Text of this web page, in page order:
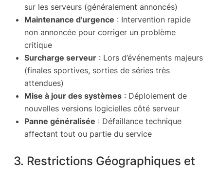
sur les serveurs (généralement annoncés)
Maintenance d’urgence : Intervention rapide
non annoncée pour corriger un problème
critique
Surcharge serveur : Lors d’événements majeurs
(finales sportives, sorties de séries très
attendues)
Mise à jour des systèmes : Déploiement de
nouvelles versions logicielles côté serveur
Panne généralisée : Défaillance technique
affectant tout ou partie du service
3. Restrictions Géographiques et